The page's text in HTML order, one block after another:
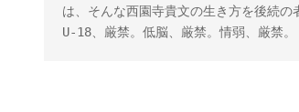
は、そんな西園寺貴文の生き方を後続の
U-18、厳禁。低脳、厳禁。情弱、厳禁。